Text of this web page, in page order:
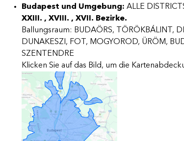
Budapest und Umgebung: ALLE
XXIII. , XVIII. , XVII. Bezirke.
Ballungsraum: BUDAÖRS, TÖRÖKBÁLINT,
DUNAKESZI, FOT, MOGYOROD, ÜRÖM,
SZENTENDRE
Klicken Sie auf das Bild, um die